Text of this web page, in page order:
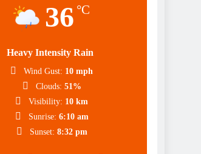
36 °C
Heavy Intensity Rain
Wind Gust: 10 mph
Clouds: 51%
Visibility: 10 km
Sunrise: 6:10 am
Sunset: 8:32 pm